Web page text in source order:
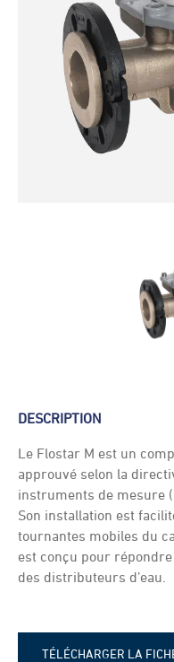
DESCRIPTION
Le Flostar M est un
approuvé selon la
instruments de mesure
Son installation est
tournantes mobiles du
est conçu pour
des distributeurs d’eau.
TÉLÉCHARGER LA